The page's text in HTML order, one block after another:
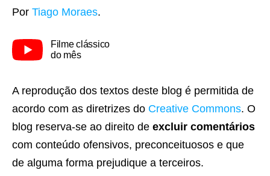
Por Tiago Moraes.
Filme clássico
do mês
A reprodução dos textos deste blog é permitida de
acordo com as diretrizes do Creative Commons. O
blog reserva-se ao direito de excluir comentários
com conteúdo ofensivos, preconceituosos e que
de alguma forma prejudique a terceiros.